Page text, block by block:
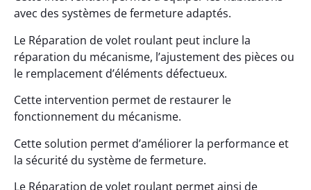
avec des systèmes de fermeture adaptés.
Le Réparation de volet roulant peut inclure la
réparation du mécanisme, l’ajustement des pièces ou
le remplacement d’éléments défectueux.
Cette intervention permet de restaurer le
fonctionnement du mécanisme.
Cette solution permet d’améliorer la performance et
la sécurité du système de fermeture.
Le Réparation de volet roulant permet ainsi de